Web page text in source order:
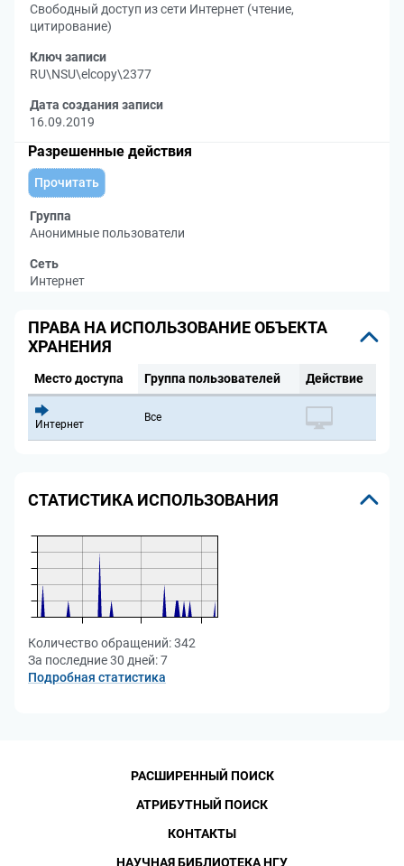
Свободный доступ из сети Интернет (чтение,
цитирование)
Ключ записи
RU\NSU\elcopy\2377
Дата создания записи
16.09.2019
Разрешенные действия
Прочитать
Группа
Анонимные пользователи
Сеть
Интернет
ПРАВА НА ИСПОЛЬЗОВАНИЕ ОБЪЕКТА
ХРАНЕНИЯ
Место доступа Группа пользователей Действие
Интернет
Все
СТАТИСТИКА ИСПОЛЬЗОВАНИЯ
Количество обращений:342
За последние 30 дней:7
Подробная статистика
РАСШИРЕННЫЙ ПОИСК
АТРИБУТНЫЙ ПОИСК
КОНТАКТЫ
НАУЧНАЯ БИБЛИОТЕКА НГУ